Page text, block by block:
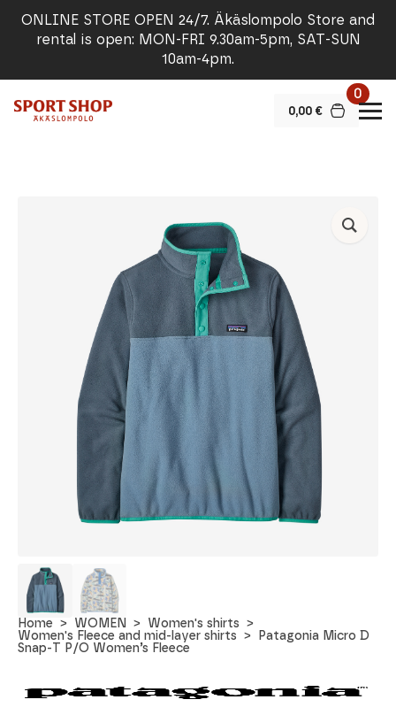
ONLINE STORE OPEN 24/7. Äkäslompolo Store and
rental is open: MON-FRI 9.30am-5pm, SAT-SUN
10am-4pm.
0,00 €
0
Home WOMEN
Women's shirts
Women's Fleece and mid-layer shirts
Patagonia Micro D
Snap-T P/O Women’s Fleece